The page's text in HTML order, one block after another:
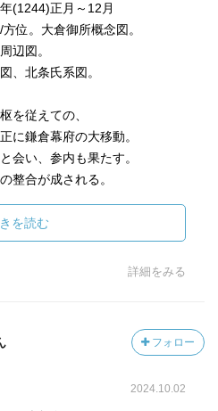
月～12月
位。大倉御所概念図。
辺図。
、北条氏系図。
を従えての、
に鎌倉幕府の大移動。
会い、参内も果たす。
整合が成される。
府主導による後嵯峨天皇の即
堂行村や小山朝政、
しまう。そうそう、後鳥羽上
を読む
詳細をみる
フォロー
2024.10.02